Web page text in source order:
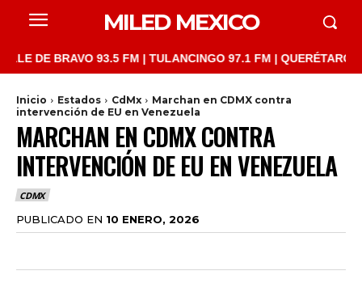
MILED MEXICO
BRAVO 93.5 FM | TULANCINGO 97.1 FM | QUERÉTARO
Inicio Estados CdMx
Marchan en CDMX contra
intervención de EU en Venezuela
MARCHAN EN CDMX CONTRA
INTERVENCIÓN DE EU EN VENEZUELA
CDMX
PUBLICADO EN 10 ENERO, 2026